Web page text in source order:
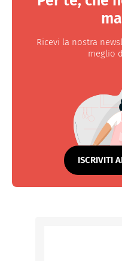
Ricevi la nostra
meglio
ISCRIVITI